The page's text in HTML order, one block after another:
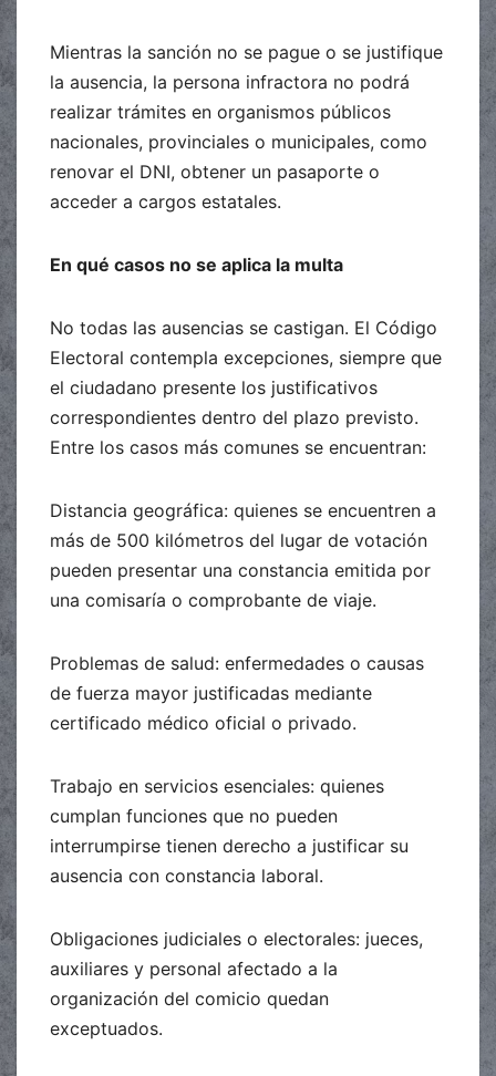
Mientras la sanción no se pague o se justifique
la ausencia, la persona infractora no podrá
realizar trámites en organismos públicos
nacionales, provinciales o municipales, como
renovar el DNI, obtener un pasaporte o
acceder a cargos estatales.
En qué casos no se aplica la multa
No todas las ausencias se castigan. El Código
Electoral contempla excepciones, siempre que
el ciudadano presente los justificativos
correspondientes dentro del plazo previsto.
Entre los casos más comunes se encuentran:
Distancia geográfica: quienes se encuentren a
más de 500 kilómetros del lugar de votación
pueden presentar una constancia emitida por
una comisaría o comprobante de viaje.
Problemas de salud: enfermedades o causas
de fuerza mayor justificadas mediante
certificado médico oficial o privado.
Trabajo en servicios esenciales: quienes
cumplan funciones que no pueden
interrumpirse tienen derecho a justificar su
ausencia con constancia laboral.
Obligaciones judiciales o electorales: jueces,
auxiliares y personal afectado a la
organización del comicio quedan
exceptuados.